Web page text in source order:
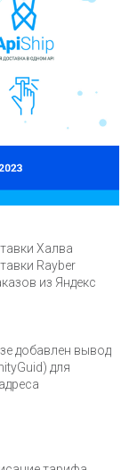
Халва
Rayber
из Яндекс
добавлен вывод
для